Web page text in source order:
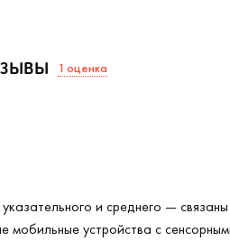
1 оценка
и среднего —
устройства с